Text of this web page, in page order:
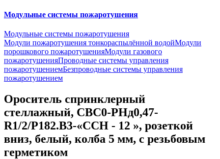
Модульные системы пожаротушения
Модульные системы пожаротушения
Модули пожаротушения тонкораспылённой водойМодули
порошкового пожаротушенияМодули газового
пожаротушенияПроводные системы управления
пожаротушениемБезпроводные системы управления
пожаротушением
Ороситель спринклерный
стеллажный, CВС0-PНд0,47-
R1/2/P182.B3-«ССН - 12 », розеткой
вниз, белый, колба 5 мм, с резьбовым
герметиком